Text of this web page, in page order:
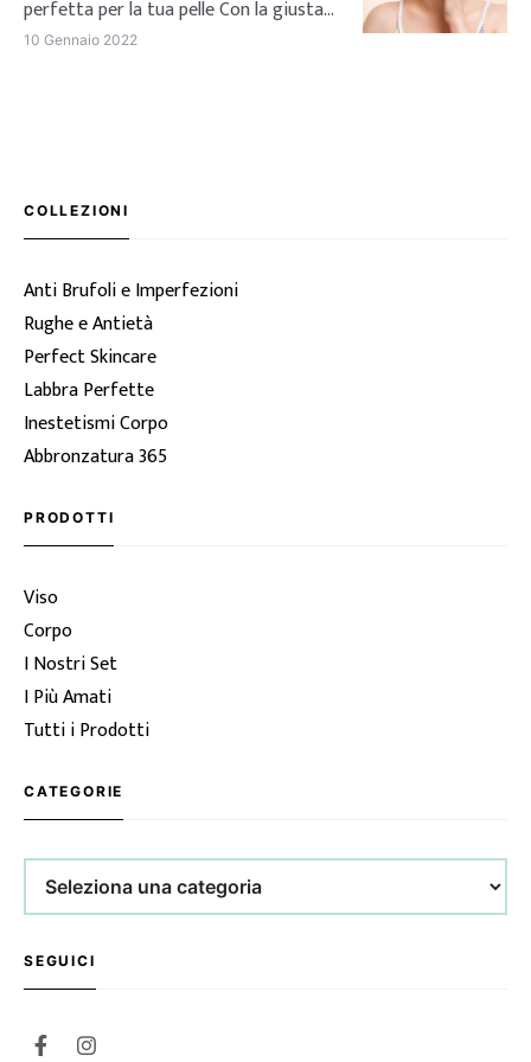
[…]
perfetta per la tua pelle Con la giusta
crema per couperose possiamo
l’inverno è proprio il periodo ideale per
dedicarci alla […]
10 Gennaio 2022
COLLEZIONI
Anti Brufoli e Imperfezioni
Rughe e Antietà
Perfect Skincare
Labbra Perfette
Inestetismi Corpo
Abbronzatura 365
PRODOTTI
Viso
Corpo
I Nostri Set
I Più Amati
Tutti i Prodotti
CATEGORIE
Categorie
SEGUICI